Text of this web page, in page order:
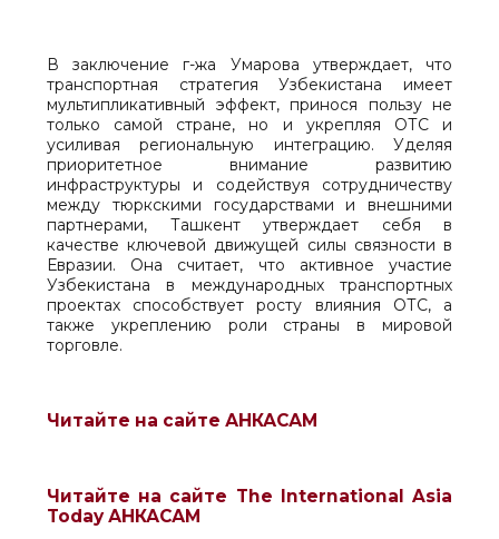
В заключение г-жа Умарова утверждает, что
транспортная стратегия Узбекистана имеет
мультипликативный эффект, принося пользу не
только самой стране, но и укрепляя ОТС и
усиливая региональную интеграцию. Уделяя
приоритетное внимание развитию
инфраструктуры и содействуя сотрудничеству
между тюркскими государствами и внешними
партнерами, Ташкент утверждает себя в
качестве ключевой движущей силы связности в
Евразии. Она считает, что активное участие
Узбекистана в международных транспортных
проектах способствует росту влияния ОТС, а
также укреплению роли страны в мировой
торговле.
Читайте на сайте АНКАСАМ
Читайте на сайте The International Asia
Today АНКАСАМ